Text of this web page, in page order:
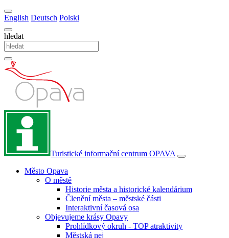
English Deutsch Polski
hledat
Turistické informační centrum OPAVA
Město Opava
O městě
Historie města a historické kalendárium
Členění města – městské části
Interaktivní časová osa
Objevujeme krásy Opavy
Prohlídkový okruh - TOP atraktivity
Městská nej